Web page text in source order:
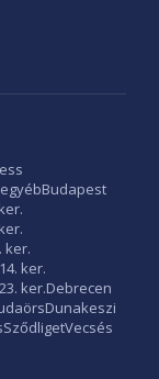
Budapest
ker.
ker.
ker.Debrecen
Dunakeszi
SződligetVecsés